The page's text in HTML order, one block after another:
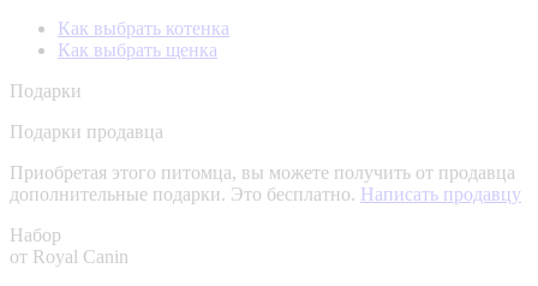
Как выбрать котенка
Как выбрать щенка
Подарки
Подарки продавца
Приобретая этого питомца, вы можете получить от продавца
дополнительные подарки. Это бесплатно. Написать продавцу
Набор
от Royal Canin